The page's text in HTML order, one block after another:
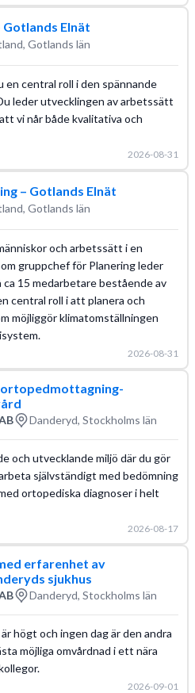
Elnät
Gotlands län
en central roll i den spännande
leder utvecklingen av arbetssätt
vi når både kvalitativa och
2026-08-31
– Gotlands Elnät
Gotlands län
och arbetssätt i en
gruppchef för Planering leder
15 medarbetare bestående av
central roll i att planera och
möjliggör klimatomställningen
2026-08-31
Danderyd, Stockholms län
och utvecklande miljö där du gör
självständigt med bedömning
ortopediska diagnoser i helt
2026-08-17
erfarenhet av
sjukhus
Danderyd, Stockholms län
högt och ingen dag är den andra
möjliga omvårdnad i ett nära
2026-09-01